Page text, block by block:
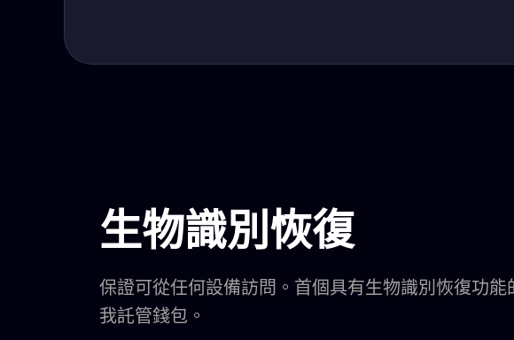
生物識別恢復
保證可從任何設備訪問。首個具有生物識別恢復功能
我託管錢包。